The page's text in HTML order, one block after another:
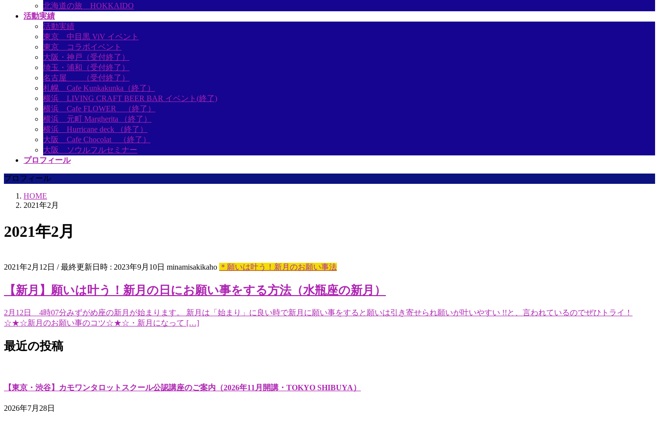
北海道の旅 HOKKAIDO
活動実績
活動実績
東京 中目黒 ViV イベント
東京 コラボイベント
大阪・神戸（受付終了）
埼玉・浦和（受付終了）
名古屋 （受付終了）
札幌 Cafe Kunkakunka（終了）
横浜 LIVING CRAFT BEER BAR イベント(終了)
横浜 Cafe FLOWER （終了）
横浜 元町 Margherita （終了）
横浜 Hurricane deck （終了）
大阪 Cafe Chocolat （終了）
大阪 ソウルフルセミナー
プロフィール
プロフィール
HOME
2021年2月
2021年2月
2021年2月12日 / 最終更新日時 : 2023年9月10日 minamisakikaho ＊願いは叶う！新月のお願い事法
【新月】願いは叶う！新月の日にお願い事をする方法（水瓶座の新月）
2月12日 4時07分みずがめ座の新月が始まります。 新月は「始まり」に良い時で新月に願い事をすると願いは引き寄せられ願いが叶いやすい !!と、言われているのでぜひトライ！
☆★☆新月のお願い事のコツ☆★☆・新月になって […]
最近の投稿
【東京・渋谷】カモワンタロットスクール公認講座のご案内（2026年11月開講・TOKYO SHIBUYA）
2026年7月28日